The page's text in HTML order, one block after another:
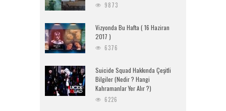
9873
Vizyonda Bu Hafta ( 16 Haziran
2017 )
6376
Suicide Squad Hakkında Çeşitli
Bilgiler (Nedir ? Hangi
Kahramanlar Yer Alır ?)
6226